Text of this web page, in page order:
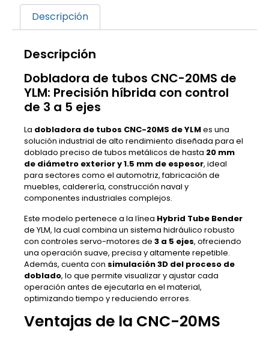
Descripción
Descripción
Dobladora de tubos CNC-20MS de
YLM: Precisión híbrida con control
de 3 a 5 ejes
La dobladora de tubos CNC-20MS de YLMes una
solución industrial de alto rendimiento diseñada para el
doblado preciso de tubos metálicos de hasta 20 mm
de diámetro exterior y 1.5 mm de espesor, ideal
para sectores como el automotriz, fabricación de
muebles, calderería, construcción naval y
componentes industriales complejos.
Este modelo pertenece a la línea Hybrid Tube Bender
de YLM, la cual combina un sistema hidráulico robusto
con controles servo-motores de 3 a 5 ejes, ofreciendo
una operación suave, precisa y altamente repetible.
Además, cuenta con simulación 3D del proceso de
doblado, lo que permite visualizar y ajustar cada
operación antes de ejecutarla en el material,
optimizando tiempo y reduciendo errores.
Ventajas de la CNC-20MS